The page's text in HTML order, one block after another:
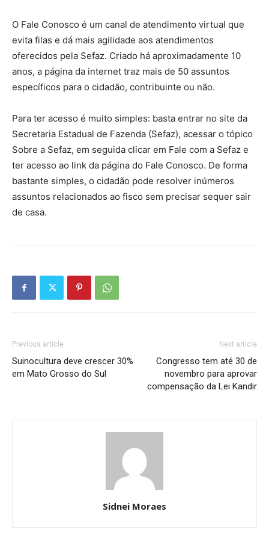
O Fale Conosco é um canal de atendimento virtual que
evita filas e dá mais agilidade aos atendimentos
oferecidos pela Sefaz. Criado há aproximadamente 10
anos, a página da internet traz mais de 50 assuntos
específicos para o cidadão, contribuinte ou não.
Para ter acesso é muito simples: basta entrar no site da
Secretaria Estadual de Fazenda (Sefaz), acessar o tópico
Sobre a Sefaz, em seguida clicar em Fale com a Sefaz e
ter acesso ao link da página do Fale Conosco. De forma
bastante simples, o cidadão pode resolver inúmeros
assuntos relacionados ao fisco sem precisar sequer sair
de casa.
Previous article
Suinocultura deve crescer 30%
em Mato Grosso do Sul
Next article
Congresso tem até 30 de
novembro para aprovar
compensação da Lei Kandir
Sidnei Moraes